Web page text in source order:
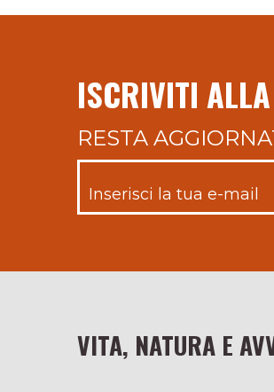
ISCRIVITI
RESTA
VITA, NATURA E